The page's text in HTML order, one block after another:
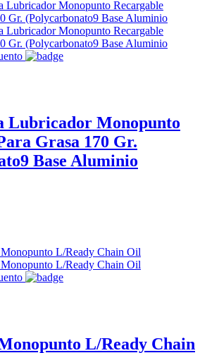
Lubricador Monopunto
Grasa 170 Gr.
Base Aluminio
L/Ready Chain